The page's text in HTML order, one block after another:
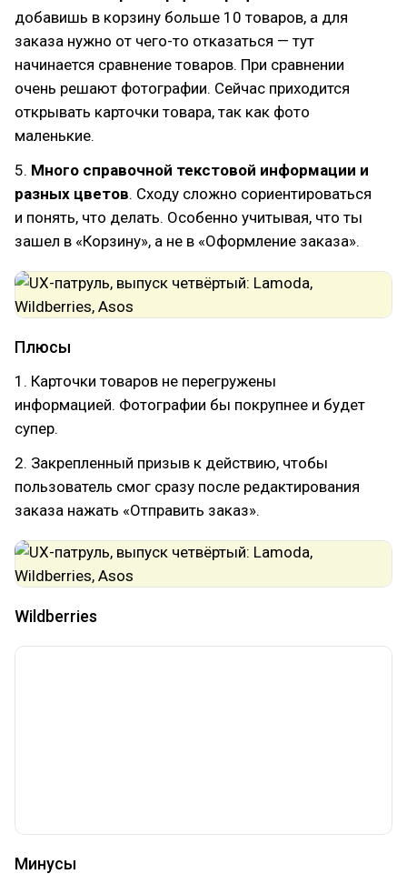
добавишь в корзину больше 10 товаров, а для
заказа нужно от чего-то отказаться — тут
начинается сравнение товаров. При сравнении
очень решают фотографии. Сейчас приходится
открывать карточки товара, так как фото
маленькие.
5. Много справочной текстовой информации и
разных цветов. Сходу сложно сориентироваться
и понять, что делать. Особенно учитывая, что ты
зашел в «Корзину», а не в «Оформление заказа».
Плюсы
1. Карточки товаров не перегружены
информацией. Фотографии бы покрупнее и будет
супер.
2. Закрепленный призыв к действию, чтобы
пользователь смог сразу после редактирования
заказа нажать «Отправить заказ».
Wildberries
Минусы